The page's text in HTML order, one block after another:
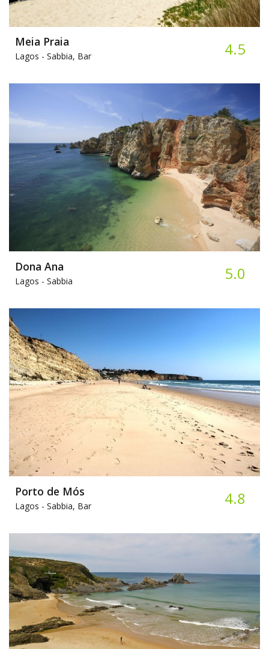
Meia Praia
Lagos - Sabbia, Bar 4.5
Dona Ana
Lagos - Sabbia 5.0
Porto de Mós
Lagos - Sabbia, Bar 4.8